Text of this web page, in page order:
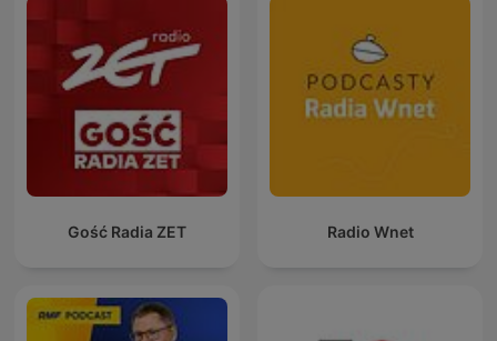
Gość Radia ZET Radio Wnet